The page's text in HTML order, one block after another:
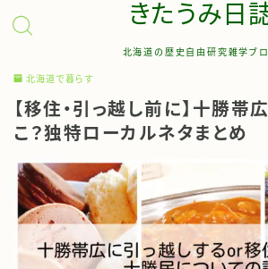
きたうみ日
北海道の歴史自由研究雑学ブ
お問い合わせ
管理人について
サイトマップ
北海道で暮らす
【移住・引っ越し前に】十勝帯
こ？独特ローカルネタまとめ